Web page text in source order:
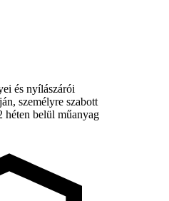
és nyílászárói
személyre szabott
héten belül műanyag